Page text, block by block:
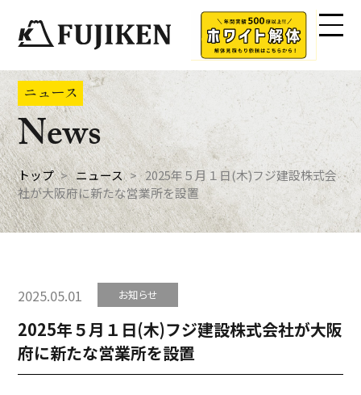
ニュース
News
トップ ニュース
2025年５月１日(木)フジ建設株式会
社が大阪府に新たな営業所を設置
2025.05.01 お知らせ
2025年５月１日(木)フジ建設株式会社が大阪
府に新たな営業所を設置